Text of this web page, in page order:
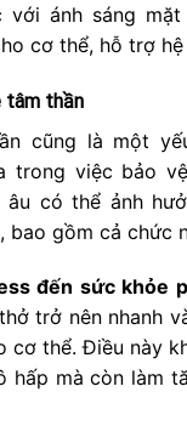
với ánh sáng
cơ thể, hỗ trợ hệ
tâm thần
cũng là một
trong việc bảo
âu có thể ảnh
bao gồm cả chức
đến sức khỏe
trở nên nhanh
cơ thể. Điều này
hấp mà còn làm